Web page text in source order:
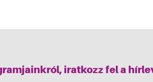
iratkozz fel a